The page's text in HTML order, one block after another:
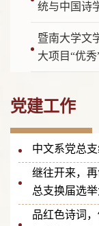
统与中国诗
暨南大学文
大项目“优
党建工作
中文系党总
继往开来，
总支换届选
品红色诗词